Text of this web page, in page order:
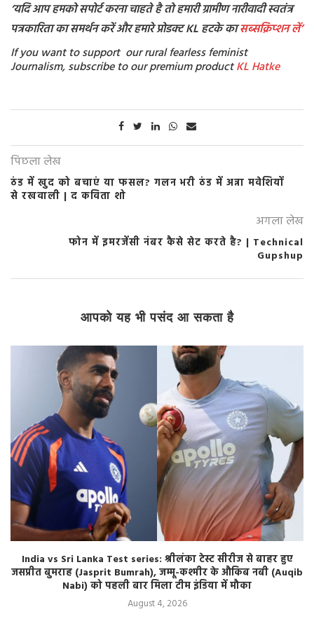
‘यदि आप हमको सपोर्ट करना चाहते है तो हमारी ग्रामीण नारीवादी स्वतंत्र
पत्रकारिता का समर्थन करें और हमारे प्रोडक्ट KL हटके कासब्सक्रिप्शनलें’
If you want to support our rural fearless feminist
Journalism, subscribe to our premium productKL Hatke
पिछला लेख
ठंड में खुद को बचाएं या फसल? गलन भरी ठंड में अन्ना मवेशियों
से रखवाली | द कविता शो
अगला लेख
फोन में इमरजेंसी नंबर कैसे सेट करते है? | Technical
Gupshup
आपको यह भी पसंद आ सकता है
India vs Sri Lanka Test series: श्रीलंका टेस्ट सीरीज से बाहर हुए
जसप्रीत बुमराह (Jasprit Bumrah), जम्मू-कश्मीर के औकिब नबी (Auqib
Nabi) को पहली बार मिला टीम इंडिया में मौका
August 4, 2026